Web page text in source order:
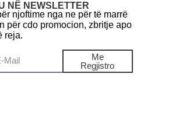
NË NEWSLETTER
njoftime nga ne për të marrë
për cdo promocion, zbritje apo
reja.
Me
Regjistro